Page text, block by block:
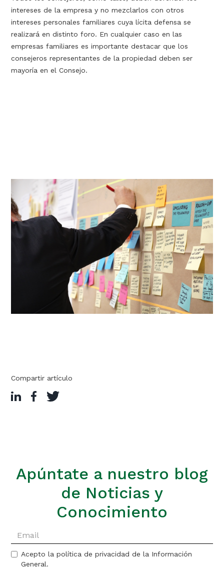
intereses de la empresa y no mezclarlos con otros
intereses personales familiares cuya lícita defensa se
realizará en distinto foro. En cualquier caso en las
empresas familiares es importante destacar que los
consejeros representantes de la propiedad deben ser
mayoría en el Consejo.
Compartir artículo
Apúntate a nuestro blog
de Noticias y
Conocimiento
Acepto la política de privacidad de la Información
General.